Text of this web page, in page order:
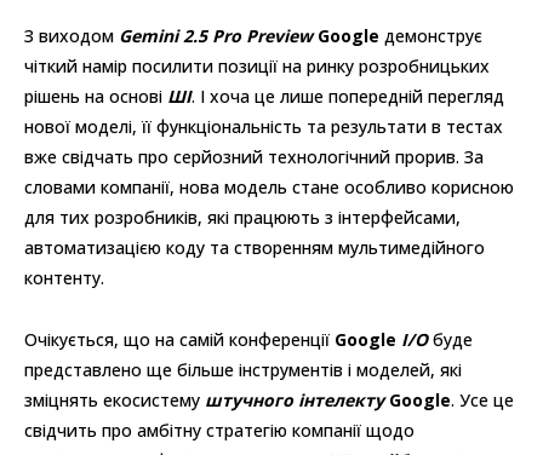
З виходом Gemini 2.5 Pro Preview Google демонструє
чіткий намір посилити позиції на ринку розробницьких
рішень на основі ШІ. І хоча це лише попередній перегляд
нової моделі, її функціональність та результати в тестах
вже свідчать про серйозний технологічний прорив. За
словами компанії, нова модель стане особливо корисною
для тих розробників, які працюють з інтерфейсами,
автоматизацією коду та створенням мультимедійного
контенту.
Очікується, що на самій конференції Google I/Oбуде
представлено ще більше інструментів і моделей, які
зміцнять екосистему штучного інтелекту Google. Усе це
свідчить про амбітну стратегію компанії щодо